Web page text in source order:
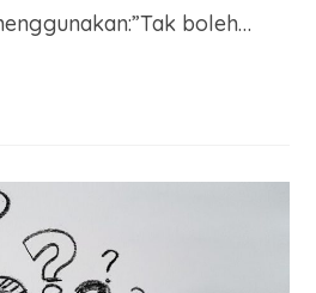
boleh…